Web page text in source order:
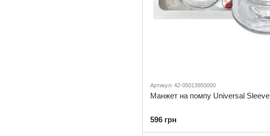
Артикул: 42-05013950000
Манжет на помпу Universal Sleeve
596 грн